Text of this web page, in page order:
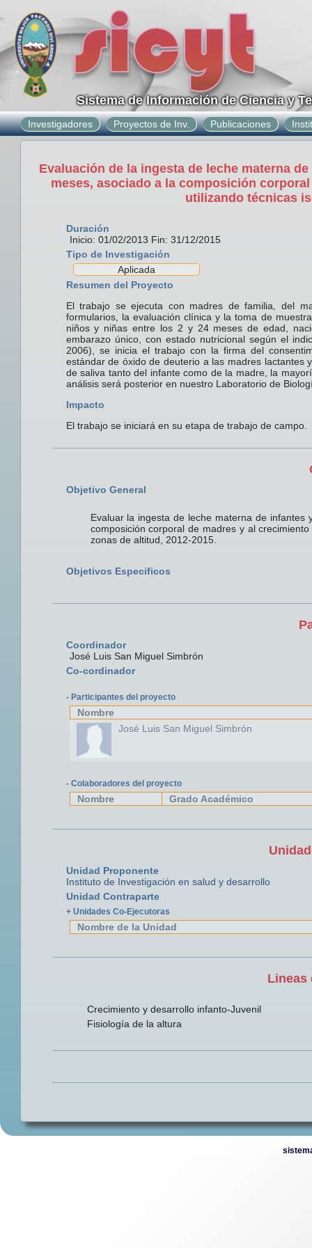
Sistema de Información de Ciencia y
Investigadores Proyectos de Inv. Publicaciones
Evaluación de la ingesta de leche materna
meses, asociado a la composición
utilizando técnicas
Duración
Inicio: 01/02/2013 Fin: 31/12/2015
Tipo de Investigación
Aplicada
Resumen del Proyecto
El trabajo se ejecuta con madres de familia, del
formularios, la evaluación clínica y la toma de
niños y niñas entre los 2 y 24 meses de edad,
embarazo único, con estado nutricional según el
2006), se inicia el trabajo con la firma del
estándar de óxido de deuterio a las madres
de saliva tanto del infante como de la madre, la
análisis será posterior en nuestro Laboratorio de
Impacto
El trabajo se iniciará en su etapa de trabajo de campo.
Objetivo General
Evaluar la ingesta de leche materna de
composición corporal de madres y al
zonas de altitud, 2012-2015.
Objetivos Especificos
Coordinador
José Luis San Miguel Simbrón
Co-cordinador
- Participantes del proyecto
Nombre
José Luis San Miguel Simbrón
- Colaboradores del proyecto
Nombre Grado Académico
Unidad Proponente
Instituto de Investigación en salud y desarrollo
Unidad Contraparte
+ Unidades Co-Ejecutoras
Nombre de la Unidad
Lineas
Crecimiento y desarrollo infanto-Juvenil
Fisiología de la altura